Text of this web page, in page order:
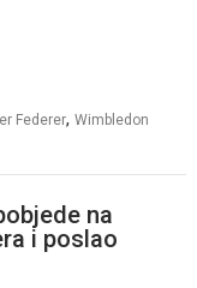
Federer,Wimbledon
na
i poslao